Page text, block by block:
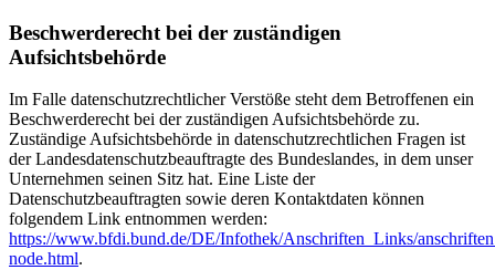
Beschwerderecht bei der zuständigen
Aufsichtsbehörde
Im Falle datenschutzrechtlicher Verstöße steht dem Betroffenen ein
Beschwerderecht bei der zuständigen Aufsichtsbehörde zu.
Zuständige Aufsichtsbehörde in datenschutzrechtlichen Fragen ist
der Landesdatenschutzbeauftragte des Bundeslandes, in dem unser
Unternehmen seinen Sitz hat. Eine Liste der
Datenschutzbeauftragten sowie deren Kontaktdaten können
folgendem Link entnommen werden:
https://www.bfdi.bund.de/DE/Infothek/Anschriften_Links/
node.html.